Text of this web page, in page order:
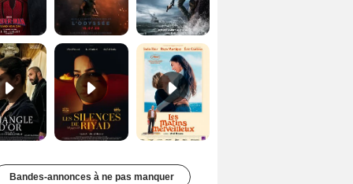
Les Silences de Riyad Bande-annonce VO STFR Les Matins merveilleux Bande-annonce VF
Bandes-annonces à ne pas manquer